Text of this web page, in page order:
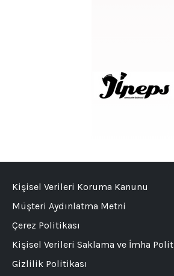
Kişisel Verileri Koruma Kanunu
Müşteri Aydınlatma Metni
Çerez Politikası
Kişisel Verileri Saklama ve İmha
Gizlilik Politikası